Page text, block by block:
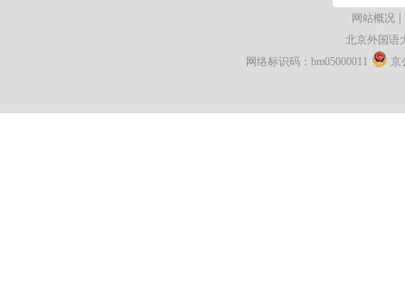
网站概况
北京外国语
网络标识码：bm05000011
京